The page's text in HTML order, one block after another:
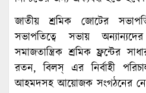
জাতীয় শ্রমিক জোটের
সভাপতিত্বে সভায়
সমাজতান্ত্রিক শ্রমিক ফ্রন্টের
রতন, বিলস্ এর নির্বাহী
আহমদসহ আয়োজক সংগঠনের